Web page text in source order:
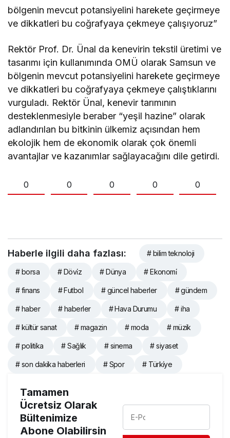
bölgenin mevcut potansiyelini harekete geçirmeye
ve dikkatleri bu coğrafyaya çekmeye çalışıyoruz”
Rektör Prof. Dr. Ünal da kenevirin tekstil üretimi ve
tasarımı için kullanımında OMÜ olarak Samsun ve
bölgenin mevcut potansiyelini harekete geçirmeye
ve dikkatleri bu coğrafyaya çekmeye çalıştıklarını
vurguladı. Rektör Ünal, kenevir tarımının
desteklenmesiyle beraber “yeşil hazine” olarak
adlandırılan bu bitkinin ülkemiz açısından hem
ekolojik hem de ekonomik olarak çok önemli
avantajlar ve kazanımlar sağlayacağını dile getirdi.
0 0 0 0 0
Haberle ilgili daha fazlası: # bilim teknoloji
# borsa # Dövi̇z # Dünya # Ekonomi̇
# finans # Futbol # güncel haberler # gündem
# haber # haberler # Hava Durumu # iha
# kültür sanat # magazin # moda # müzik
# politika # Sağlık # sinema # siyaset
# son dakika haberleri # Spor # Türki̇ye
Tamamen
Ücretsiz Olarak
Bültenimize
Abone Olabilirsin